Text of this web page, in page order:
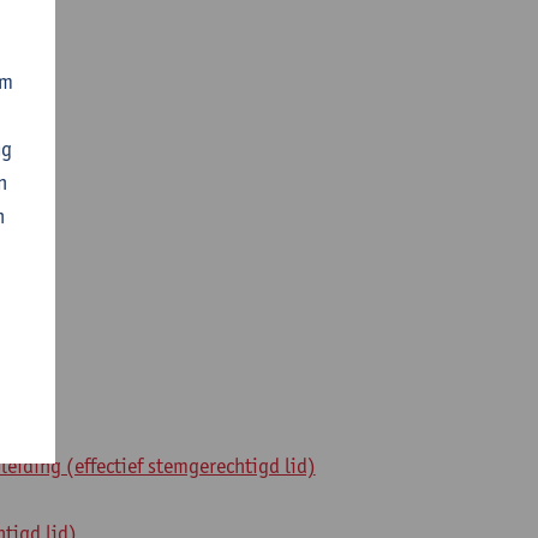
(effectief stemgerechtigd lid)
lid)